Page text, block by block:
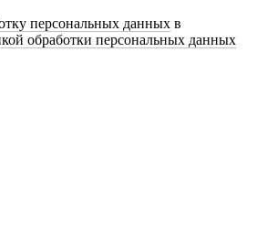
персональных данных в
обработки персональных данных